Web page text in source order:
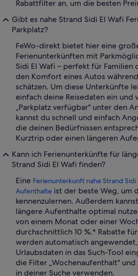
Rabattfilter an, um die besten
Gibt es nahe Strand Sidi El Wafi
Parkplatz?
FeWo-direkt bietet hier eine
Ferienunterkünften mit
Sidi El Wafi – perfekt für Familien
den Komfort eines Autos
schätzen. Um diese Unterkünfte
einfach deine Reisedaten ein und
„Parkplatz verfügbar" unter den
kannst du schnell und einfach
die deinen Bedürfnissen
Kurztrip oder einen längeren
Kann ich Ferienunterkünfte für
Strand Sidi El Wafi finden?
Eine Ferienunterkunft nahe Strand
Aufenthalte ist der beste Weg, um
kennenzulernen. Außerdem
längere Aufenthalte optimal
von einem Monat oder einer
durchschnittlich 10 %.* Rabatte
werden automatisch
Urlaubsdaten in das Such-Tool
die Filter „Wochenaufenthalt"
in deiner Suche verwenden.